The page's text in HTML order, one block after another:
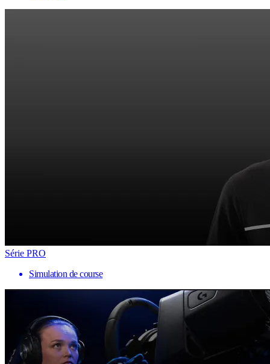
Série PRO
Simulation de course